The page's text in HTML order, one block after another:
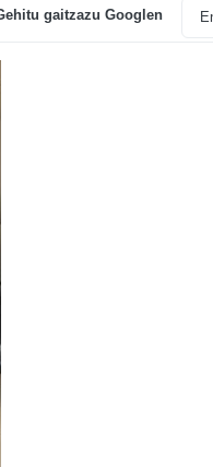
gaitzazu Googlen